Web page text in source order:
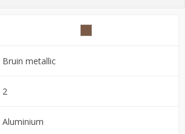
Bruin metallic
2
Aluminium